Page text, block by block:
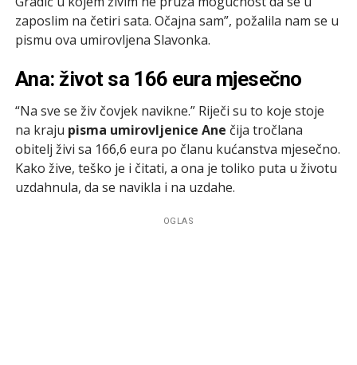
zaposlim na četiri sata. Očajna sam”, požalila nam se u
pismu ova umirovljena Slavonka.
Ana: život sa 166 eura mjesečno
“Na sve se živ čovjek navikne.” Riječi su to koje stoje
na kraju pisma umirovljenice Ane čija tročlana
obitelj živi sa 166,6 eura po članu kućanstva mjesečno.
Kako žive, teško je i čitati, a ona je toliko puta u životu
uzdahnula, da se navikla i na uzdahe.
OGLAS